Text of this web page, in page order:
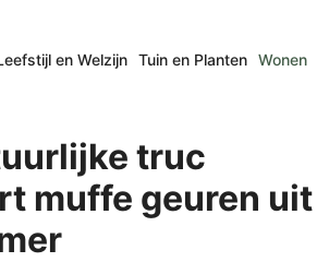
en Welzijn Tuin en Planten Wonen
truc
muffe geuren uit